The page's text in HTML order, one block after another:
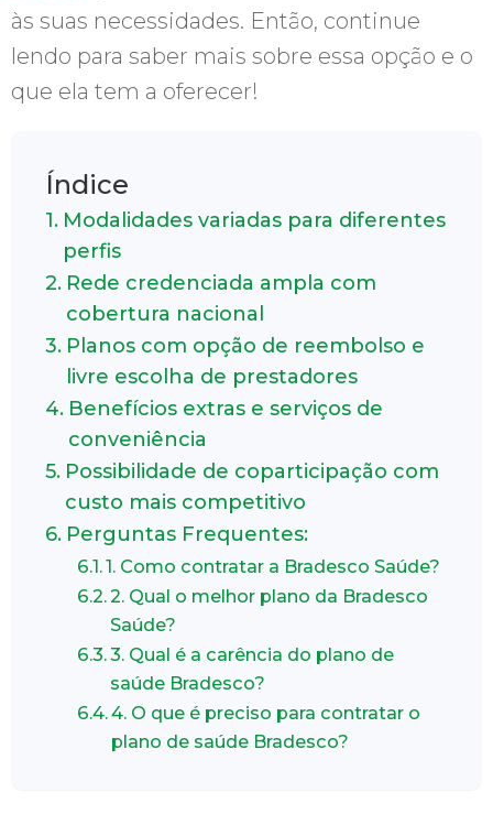
às suas necessidades. Então, continue
lendo para saber mais sobre essa opção e o
que ela tem a oferecer!
Índice
Modalidades variadas para diferentes
perfis
Rede credenciada ampla com
cobertura nacional
Planos com opção de reembolso e
livre escolha de prestadores
Benefícios extras e serviços de
conveniência
Possibilidade de coparticipação com
custo mais competitivo
Perguntas Frequentes:
1. Como contratar a Bradesco Saúde?
2. Qual o melhor plano da Bradesco
Saúde?
3. Qual é a carência do plano de
saúde Bradesco?
4. O que é preciso para contratar o
plano de saúde Bradesco?